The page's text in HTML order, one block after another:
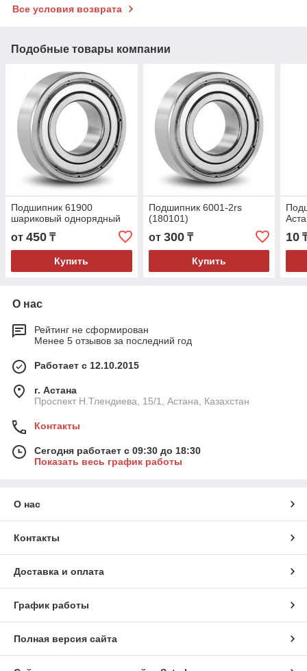
Все условия возврата
Подобные товары компании
Подшипник 61900
шариковый однорядный
от 450 ₸
Купить
Подшипник 6001-2rs
(180101)
от 300₸
Купить
10
О нас
Рейтинг не сформирован
Менее 5 отзывов за последний год
Работает с 12.10.2015
г. Астана
Проспект Н.Тлендиева, 15/1, Астана, Казахстан
Контакты
Сегодня работает с 09:30 до 18:30
Показать весь график работы
О нас
Контакты
Доставка и оплата
График работы
Полная версия сайта